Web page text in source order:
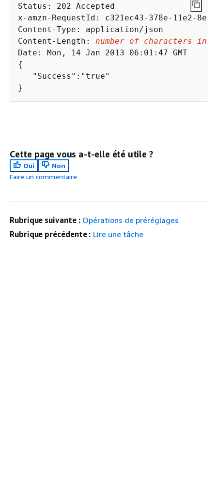
Status: 202 Accepted
x-amzn-RequestId: c321ec43-378e-11e2-
Content-Type: application/json
Content-Length: number of characters in
{
   "Success":"true"
}
Cette page vous a-t-elle été utile ?
Oui
Non
Faire un commentaire
Rubrique suivante : Opérations de préréglages
Rubrique précédente : Lire une tâche